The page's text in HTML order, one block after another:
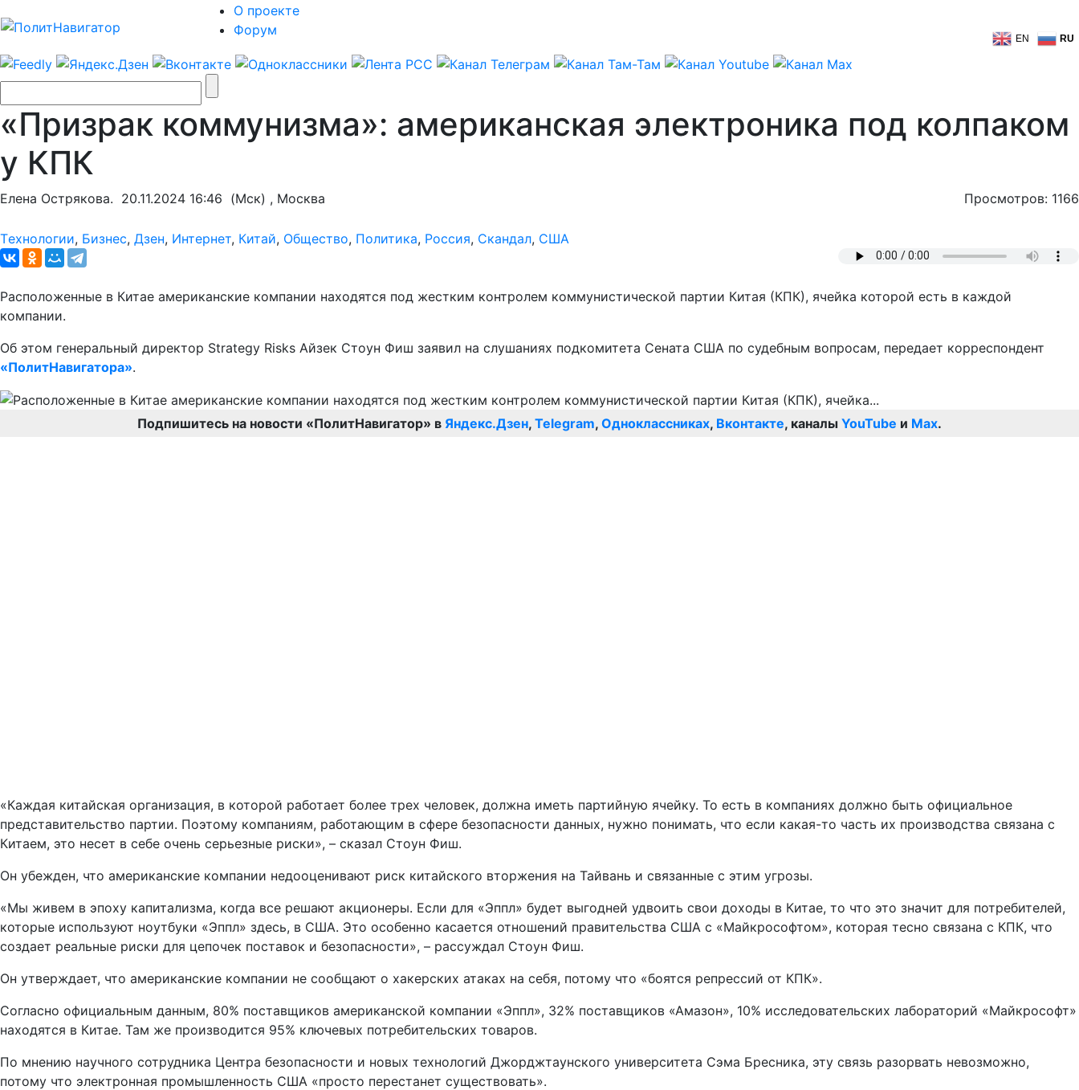
О проекте
Форум
EN RU
«Призрак коммунизма»: американская электроника под колпаком
у КПК
Елена Острякова. 20.11.2024 16:46 (Мск) , Москва Просмотров: 1166
Tехнологии, Бизнес, Дзен, Интернет, Китай, Общество, Политика, Россия, Скандал, США
Расположенные в Китае американские компании находятся под жестким контролем коммунистической партии Китая (КПК), ячейка которой есть в каждой
компании.
Об этом генеральный директор Strategy Risks Айзек Стоун Фиш заявил на слушаниях подкомитета Сената США по судебным вопросам, передает корреспондент
«ПолитНавигатора».
Подпишитесь на новости «ПолитНавигатор» в Яндекс.Дзен, Telegram, Одноклассниках, Вконтакте, каналы YouTube и Max.
«Каждая китайская организация, в которой работает более трех человек, должна иметь партийную ячейку. То есть в компаниях должно быть официальное
представительство партии. Поэтому компаниям, работающим в сфере безопасности данных, нужно понимать, что если какая-то часть их производства связана с
Китаем, это несет в себе очень серьезные риски», – сказал Стоун Фиш.
Он убежден, что американские компании недооценивают риск китайского вторжения на Тайвань и связанные с этим угрозы.
«Мы живем в эпоху капитализма, когда все решают акционеры. Если для «Эппл» будет выгодней удвоить свои доходы в Китае, то что это значит для потребителей,
которые используют ноутбуки «Эппл» здесь, в США. Это особенно касается отношений правительства США с «Майкрософтом», которая тесно связана с КПК, что
создает реальные риски для цепочек поставок и безопасности», – рассуждал Стоун Фиш.
Он утверждает, что американские компании не сообщают о хакерских атаках на себя, потому что «боятся репрессий от КПК».
Согласно официальным данным, 80% поставщиков американской компании «Эппл», 32% поставщиков «Амазон», 10% исследовательских лабораторий «Майкрософт»
находятся в Китае. Там же производится 95% ключевых потребительских товаров.
По мнению научного сотрудника Центра безопасности и новых технологий Джорджтаунского университета Сэма Бресника, эту связь разорвать невозможно,
потому что электронная промышленность США «просто перестанет существовать».